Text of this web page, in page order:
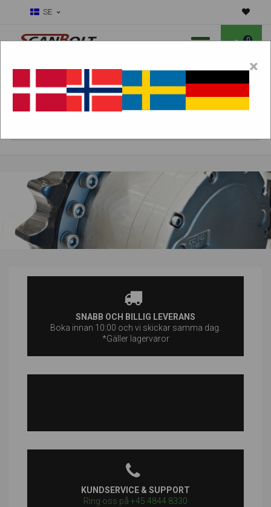
SE
0
SNABB OCH BILLIG LEVERANS
Boka innan 10:00 och vi skickar samma dag.
*Gäller lagervaror
KUNDSERVICE & SUPPORT
Ring oss på +45 4844 8330
×